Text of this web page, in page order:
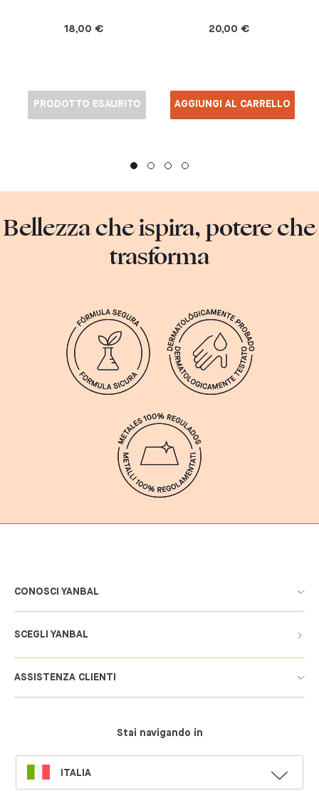
18,00 €
PRODOTTO ESAURITO
20,00 €
AGGIUNGI AL CARRELLO
Bellezza che ispira, potere che
trasforma
CONOSCI YANBAL
SCEGLI YANBAL
ASSISTENZA CLIENTI
Stai navigando in
SELECT
LANGUAGE
ITALIA